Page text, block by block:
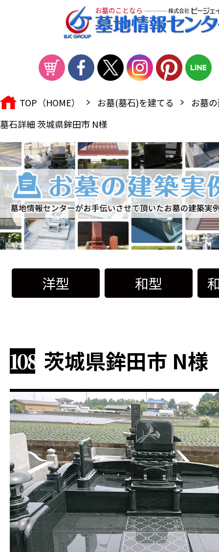
お墓のことなら
TOP（HOME） お墓(墓石)を建てる
お墓
墓石詳細 茨城県鉾田市 N様
洋型 和型
108 茨城県鉾田市 N様